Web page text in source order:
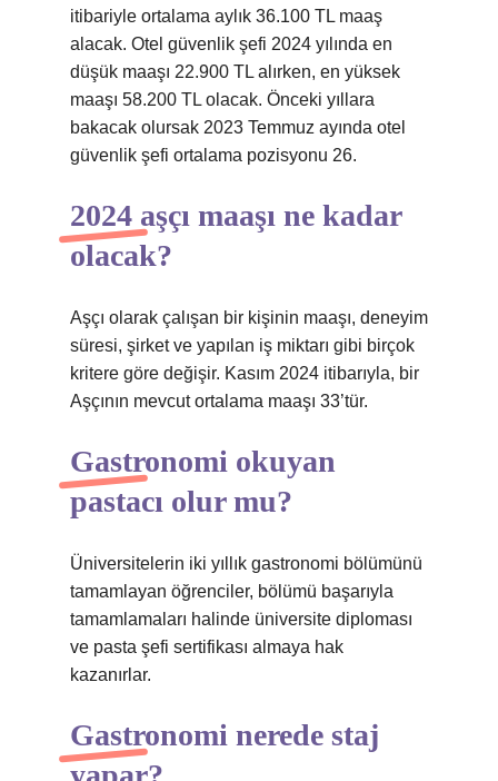
itibariyle ortalama aylık 36.100 TL maaş
alacak. Otel güvenlik şefi 2024 yılında en
düşük maaşı 22.900 TL alırken, en yüksek
maaşı 58.200 TL olacak. Önceki yıllara
bakacak olursak 2023 Temmuz ayında otel
güvenlik şefi ortalama pozisyonu 26.
2024 aşçı maaşı ne kadar
olacak?
Aşçı olarak çalışan bir kişinin maaşı, deneyim
süresi, şirket ve yapılan iş miktarı gibi birçok
kritere göre değişir. Kasım 2024 itibarıyla, bir
Aşçının mevcut ortalama maaşı 33’tür.
Gastronomi okuyan
pastacı olur mu?
Üniversitelerin iki yıllık gastronomi bölümünü
tamamlayan öğrenciler, bölümü başarıyla
tamamlamaları halinde üniversite diploması
ve pasta şefi sertifikası almaya hak
kazanırlar.
Gastronomi nerede staj